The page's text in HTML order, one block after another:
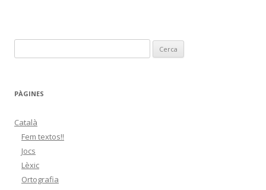
e
c
:
PÀGINES
Català
Fem textos!!
Jocs
Lèxic
Ortografia